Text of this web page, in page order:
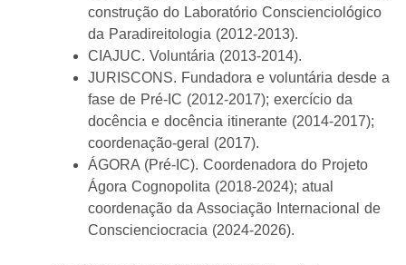
construção do Laboratório Conscienciológico
da Paradireitologia (2012-2013).
CIAJUC. Voluntária (2013-2014).
JURISCONS. Fundadora e voluntária desde a
fase de Pré-IC (2012-2017); exercício da
docência e docência itinerante (2014-2017);
coordenação-geral (2017).
ÁGORA (Pré-IC). Coordenadora do Projeto
Ágora Cognopolita (2018-2024); atual
coordenação da Associação Internacional de
Conscienciocracia (2024-2026).